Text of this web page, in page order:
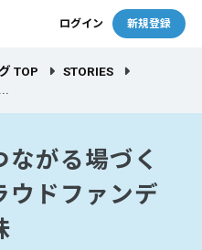
ログイン 新規登録
TOP
STORIES
がる場づく
ウドファンデ